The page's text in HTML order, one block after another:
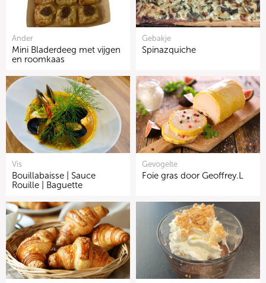
Ander
Mini Bladerdeeg met vijgen
en roomkaas
Gebakje
Spinazquiche
Vis
Bouillabaisse | Sauce
Rouille | Baguette
Gevogelte
Foie gras door Geoffrey.L